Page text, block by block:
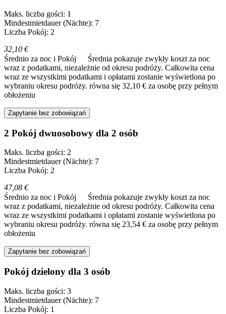
Maks. liczba gości: 1
Mindestmietdauer (Nächte): 7
Liczba Pokój: 2
32,10 €
Średnio za noc i Pokój
Średnia pokazuje zwykły koszt za noc
wraz z podatkami, niezależnie od okresu podróży. Całkowita cena
wraz ze wszystkimi podatkami i opłatami zostanie wyświetlona po
wybraniu okresu podróży. równa się 32,10 € za osobę przy pełnym
obłożeniu
Zapytanie bez zobowiązań
2 Pokój dwuosobowy dla 2 osób
Maks. liczba gości: 2
Mindestmietdauer (Nächte): 7
Liczba Pokój: 2
47,08 €
Średnio za noc i Pokój
Średnia pokazuje zwykły koszt za noc
wraz z podatkami, niezależnie od okresu podróży. Całkowita cena
wraz ze wszystkimi podatkami i opłatami zostanie wyświetlona po
wybraniu okresu podróży. równa się 23,54 € za osobę przy pełnym
obłożeniu
Zapytanie bez zobowiązań
Pokój dzielony dla 3 osób
Maks. liczba gości: 3
Mindestmietdauer (Nächte): 7
Liczba Pokój: 1